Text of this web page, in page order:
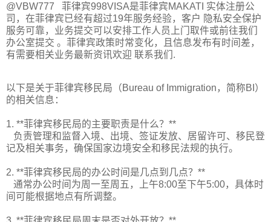
@VBW777 菲律宾998VISA是菲律宾MAKATI 实体注册公
司，在菲律宾已经有超过19年服务经验，客户 隐私安全保护
服务可靠，业务提交可以安排工作人员上门取件或前往我们
办公室提交 。菲律宾政策时常变化，且信息发布有时间差，
有需要相关业务最新资讯欢迎 联系我们.
以下是关于菲律宾移民局（Bureau of Immigration，简称BI）
的相关信息：
1. **菲律宾移民局的主要职责是什么？**
负责管理和监督入境、出境、签证发放、居留许可、移民登
记及相关事务，确保国家边境安全和移民法规的执行。
2. **菲律宾移民局的办公时间是几点到几点？**
通常办公时间为周一至周五，上午8:00至下午5:00，具体时
间可能根据地点有所调整。